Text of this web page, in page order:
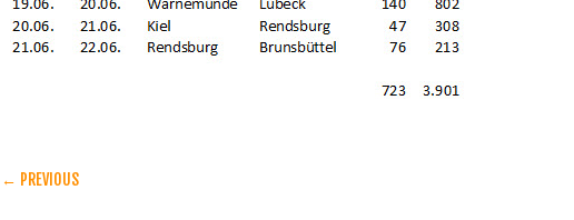
POST NAVIGATION
← PREVIOUS